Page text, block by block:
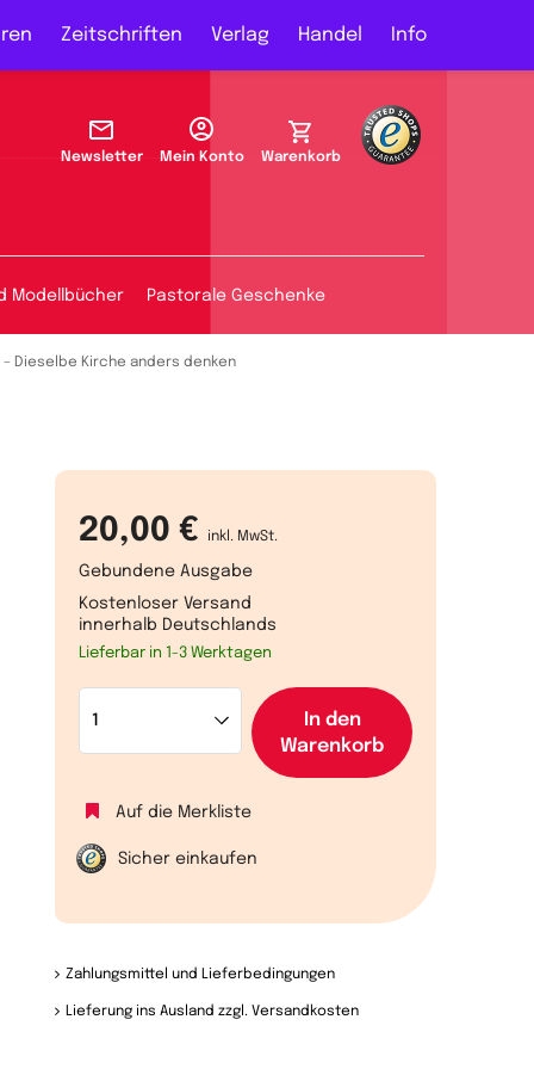
Zeitschriften Verlag Handel Info
Newsletter Mein Konto Warenkorb
Modellbücher Pastorale Geschenke
– Dieselbe Kirche anders denken
20,00 € inkl. MwSt.
Gebundene Ausgabe
Kostenloser Versand
innerhalb Deutschlands
Lieferbar in 1-3 Werktagen
In den
Warenkorb
Auf die Merkliste
Sicher einkaufen
Zahlungsmittel und Lieferbedingungen
Lieferung ins Ausland zzgl. Versandkosten